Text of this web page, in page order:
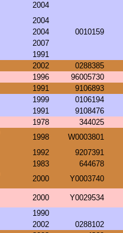
2004
2004
2004
0010159
2007
1991
2002
0288385
1996
96005730
1991
9106893
1999
0106194
1991
9108476
1978
344025
1998
W0003801
1992
9207391
1983
644678
2000 Y0003740
2000
Y0029534
1990
2002
0288102